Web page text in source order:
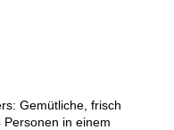
Gemütliche, frisch
in einem